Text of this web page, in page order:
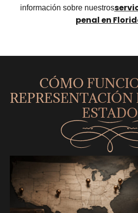
información sobre nuestros
penal en
CÓMO
REPRESENTACIÓN
ESTADO